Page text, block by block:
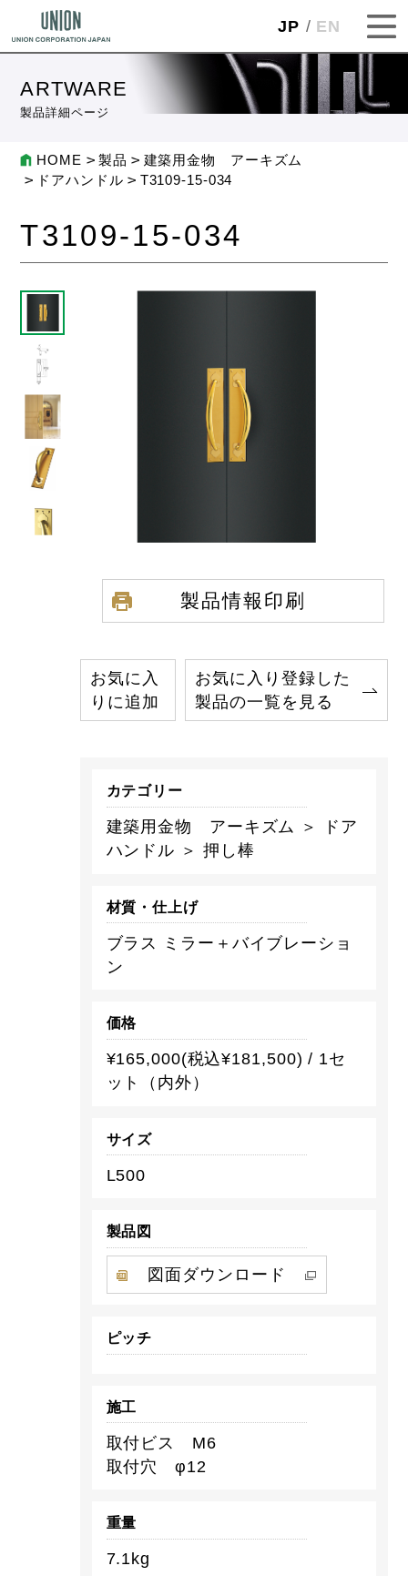
JP EN
ARTWARE
製品詳細ページ
HOME 製品
建築用金物 アーキズム
ドアハンドル
T3109-15-034
T3109-15-034
製品情報印刷
お気に入
りに追加
お気に入り登録した
製品の一覧を見る
カテゴリー
建築用金物 アーキズム ＞ ドア
ハンドル ＞ 押し棒
材質・仕上げ
ブラス ミラー＋バイブレーショ
ン
価格
¥165,000(税込¥181,500) / 1セ
ット（内外）
サイズ
L500
製品図
図面ダウンロード
ピッチ
施工
取付ビス M6
取付穴 φ12
重量
7.1kg